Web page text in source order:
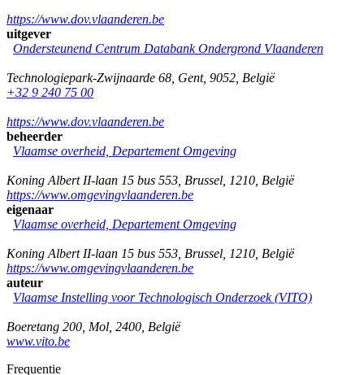
https://www.dov.vlaanderen.be
uitgever
Ondersteunend Centrum Databank Ondergrond Vlaanderen
Technologiepark-Zwijnaarde 68 Gent, 9052 België
+32 9 240 75 00
https://www.dov.vlaanderen.be
beheerder
Vlaamse overheid, Departement Omgeving
Koning Albert II-laan 15 bus 553 Brussel 1210 België
https://www.omgevingvlaanderen.be
eigenaar
Vlaamse overheid, Departement Omgeving
Koning Albert II-laan 15 bus 553 Brussel 1210 België
https://www.omgevingvlaanderen.be
auteur
Vlaamse Instelling voor Technologisch Onderzoek (VITO)
Boeretang 200 Mol 2400 België
www.vito.be
Frequentie